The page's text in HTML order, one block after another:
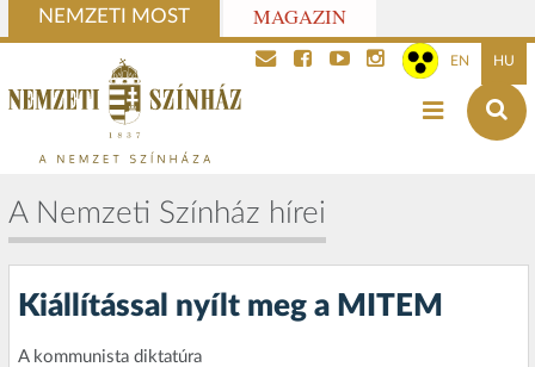
NEMZETI MOST MAGAZIN
EN HU
A Nemzeti Színház hírei
Kiállítással nyílt meg a MITEM
A kommunista diktatúra